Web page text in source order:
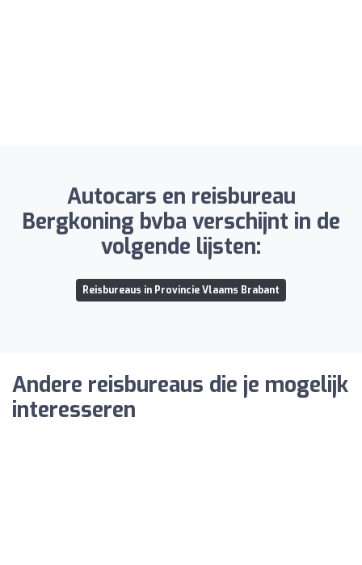
Autocars en reisbureau
Bergkoning bvba verschijnt in de
volgende lijsten:
Reisbureaus in Provincie Vlaams Brabant
Andere reisbureaus die je mogelijk
interesseren